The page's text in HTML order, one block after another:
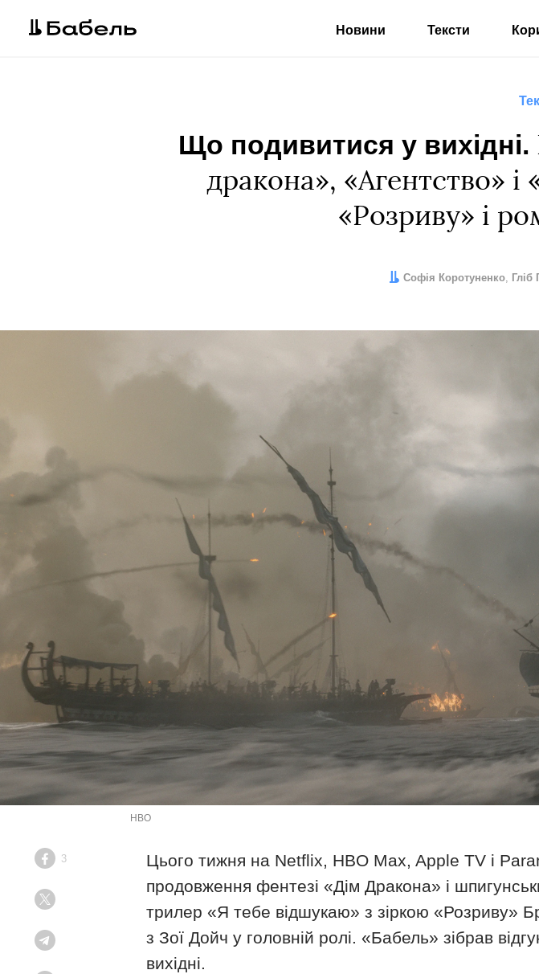
Новини Тексти
Що подивитися у вихідні.
дракона», «Агентство» і
«Розриву» і
Автор:
Софія Коротуненко
Редактор: Гліб
HBO
Facebook
3
Цього тижня на Netflix, HBO Max, Apple TV і
продовження фентезі «Дім Дракона» і
трилер «Я тебе відшукаю» з зіркою «Розриву»
з Зої Дойч у головній ролі. «Бабель» зібрав
вихідні.